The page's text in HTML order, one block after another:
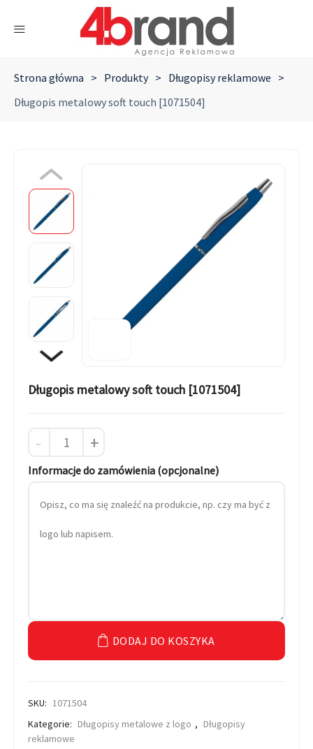
Strona główna > Produkty > Długopisy reklamowe >
Długopis metalowy soft touch [1071504]
Długopis metalowy soft touch [1071504]
- +
Informacje do zamówienia (opcjonalne)
DODAJ DO KOSZYKA
SKU: 1071504
Kategorie: Długopisy metalowe z logo , Długopisy
reklamowe